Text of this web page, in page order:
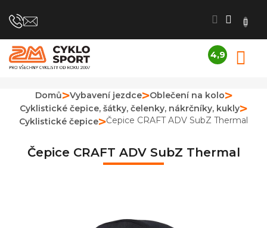
na
4,9
obchodu
je
4,9
z
Domů Vybavení jezdce
Oblečení na kolo
Cyklistické čepice, šátky, čelenky, nákrčníky, kukly
Cyklistické čepice
Čepice CRAFT ADV SubZ Thermal
Čepice CRAFT ADV SubZ Thermal